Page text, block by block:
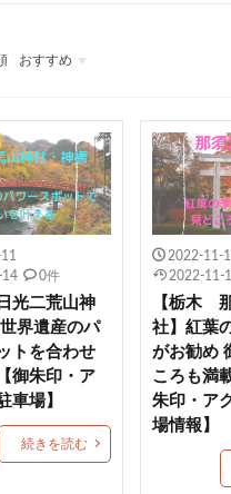
八幡宮 十五夜 下野國 鷲
一山神社 小坂熊野神社
加等神社 こどもの日御朱印
了法寺 杭瀬熊野神社
御朱印 ねこ
神社 海津天神社
尾長天満宮 荘内神社
本居宣長 菊名神社
たき丼 九重
季節限定御朱印
おすすめ
福井
山梨
静岡
京都
大阪
兵庫
奈良
和歌山
香川
高知
福岡
佐賀
14
0件
光二荒山神
界遺産のパ
トを合わせ
御朱印・ア
車場】
続きを読む
2022-11-
2022-11-
【栃木
社】紅葉
がお勧め
ころも満
朱印・ア
場情報】